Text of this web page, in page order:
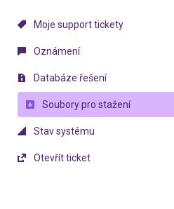
Moje support tickety
Oznámení
Databáze řešení
Soubory pro stažení
Stav systému
Otevřít ticket